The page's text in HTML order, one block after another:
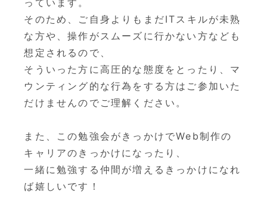
っています。
そのため、ご自身よりもまだITスキルが未熟
な方や、操作がスムーズに行かない方なども
想定されるので、
そういった方に高圧的な態度をとったり、 マ
ウンティング的な行為をする方はご参加いた
だけませんのでご理解ください。
また、 この勉強会がきっかけでWeb制作の
キャリアのきっかけになった り、
一緒に勉強する仲間が増えるきっかけになれ
ば嬉しいです！